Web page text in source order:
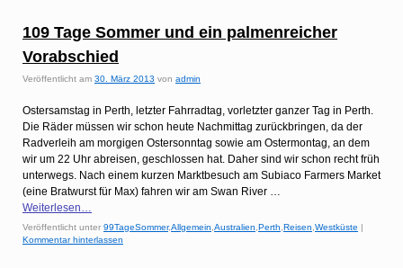
109 Tage Sommer und ein palmenreicher
Vorabschied
Veröffentlicht am 30. März 2013 von admin
Ostersamstag in Perth, letzter Fahrradtag, vorletzter ganzer Tag in Perth.
Die Räder müssen wir schon heute Nachmittag zurückbringen, da der
Radverleih am morgigen Ostersonntag sowie am Ostermontag, an dem
wir um 22 Uhr abreisen, geschlossen hat. Daher sind wir schon recht früh
unterwegs. Nach einem kurzen Marktbesuch am Subiaco Farmers Market
(eine Bratwurst für Max) fahren wir am Swan River …
Weiterlesen…
Veröffentlicht unter 99TageSommer,Allgemein Australien Perth Reisen Westküste |
Kommentar hinterlassen